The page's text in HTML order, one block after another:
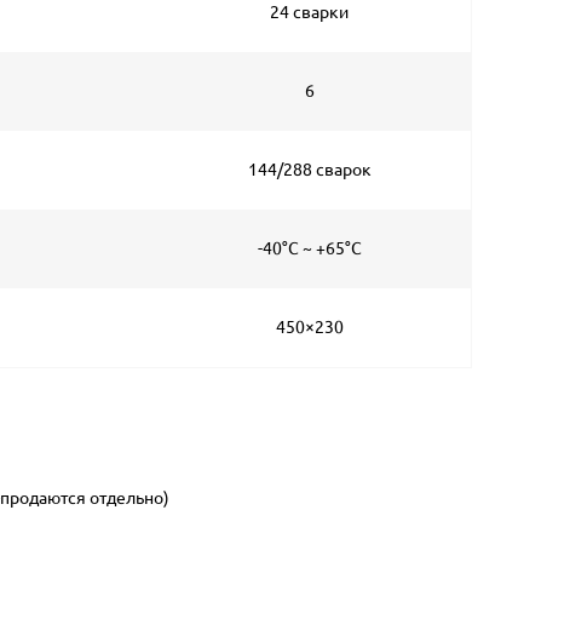
24 сварки
6
144/288 сварок
-40°C ~ +65°C
450×230
отдельно)